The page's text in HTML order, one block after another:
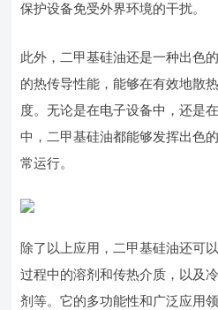
保护设备免受外界环境的干扰。
此外，二甲基硅油还是一种出色
的热传导性能，能够在有效地散
度。无论是在电子设备中，还是
中，二甲基硅油都能够发挥出色
常运行。
除了以上应用，二甲基硅油还可
过程中的溶剂和传热介质，以及
剂等。它的多功能性和广泛应用